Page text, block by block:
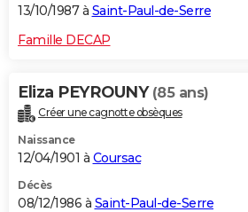
13/10/1987 à Saint-Paul-de-Serre
Famille DECAP
Eliza PEYROUNY (85 ans)
Créer une cagnotte obsèques
Naissance
12/04/1901 à Coursac
Décès
08/12/1986 à Saint-Paul-de-Serre